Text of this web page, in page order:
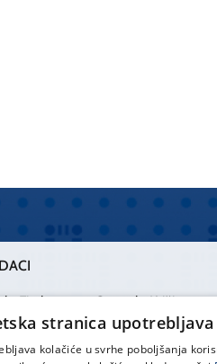
Firule
111
Centrala Križine
021 557 111
stranica upotrebljava
kolačiće u svrhe poboljšanja